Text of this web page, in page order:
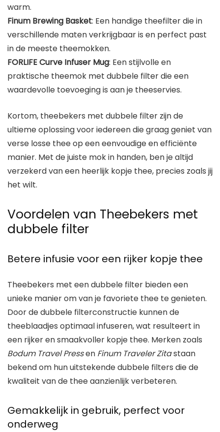
warm.
Finum Brewing Basket: Een handige theefilter die in
verschillende maten verkrijgbaar is en perfect past
in de meeste theemokken.
FORLIFE Curve Infuser Mug: Een stijlvolle en
praktische theemok met dubbele filter die een
waardevolle toevoeging is aan je theeservies.
Kortom, theebekers met dubbele filter zijn de
ultieme oplossing voor iedereen die graag geniet van
verse losse thee op een eenvoudige en efficiënte
manier. Met de juiste mok in handen, ben je altijd
verzekerd van een heerlijk kopje thee, precies zoals jij
het wilt.
Voordelen van Theebekers met
dubbele filter
Betere infusie voor een rijker kopje thee
Theebekers met een dubbele filter bieden een
unieke manier om van je favoriete thee te genieten.
Door de dubbele filterconstructie kunnen de
theeblaadjes optimaal infuseren, wat resulteert in
een rijker en smaakvoller kopje thee. Merken zoals
Bodum Travel Pressen Finum Traveler Zitastaan
bekend om hun uitstekende dubbele filters die de
kwaliteit van de thee aanzienlijk verbeteren.
Gemakkelijk in gebruik, perfect voor
onderweg